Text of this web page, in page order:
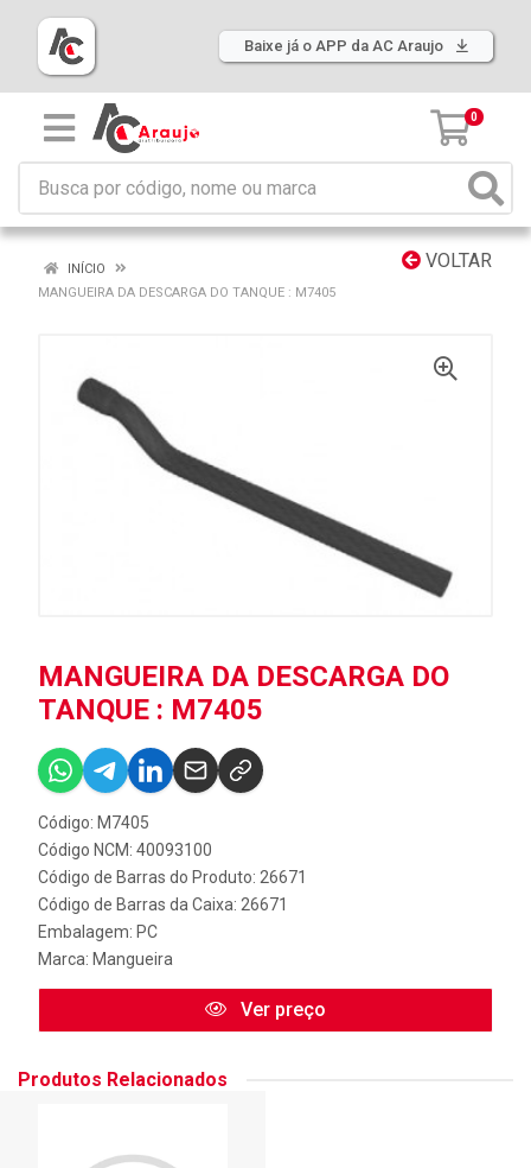
Baixe já o APP da AC Araujo
0
VOLTAR
INÍCIO
MANGUEIRA DA DESCARGA DO TANQUE : M7405
MANGUEIRA DA DESCARGA DO
TANQUE : M7405
Código: M7405
Código NCM: 40093100
Código de Barras do Produto: 26671
Código de Barras da Caixa: 26671
Embalagem: PC
Marca: Mangueira
Ver preço
Produtos Relacionados